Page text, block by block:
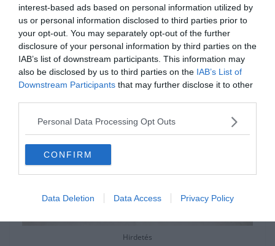
interest-based ads based on personal information utilized by
us or personal information disclosed to third parties prior to
your opt-out. You may separately opt-out of the further
disclosure of your personal information by third parties on the
IAB’s list of downstream participants. This information may
also be disclosed by us to third parties on the IAB’s List of
Downstream Participants that may further disclose it to other
Personal Data Processing Opt Outs
CONFIRM
Data Deletion Data Access Privacy Policy
Nagyon sokféle helyesíráskvízünkvan,
amivel karbantarthatod az
agytekervényeidet, csak nézz körül nálunk
éstovábbi érdekes napi játékokat találhatsz
Hirdetés